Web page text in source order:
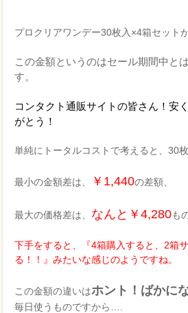
プロクリアワンデー30枚入×4箱セット
この金額というのはセール期間中と
す。
コンタクト通販サイトの皆さん！安
がとう！
単純にトータルコストで考えると、30
最小の金額差は、 ￥1,440の差額、
最大の価格差は、 なんと￥4,280も
下手をすると、『4箱購入すると、2箱
る！！』みたいな感じのようですね。
この金額の違いはホント！ばかに
毎日使うものですから….